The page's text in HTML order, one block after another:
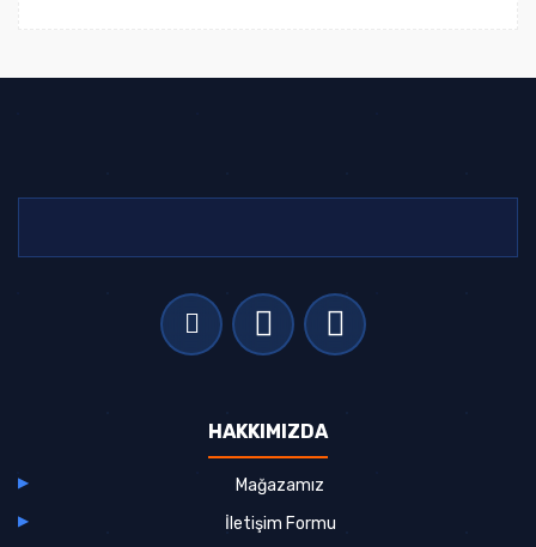
HAKKIMIZDA
Mağazamız
İletişim Formu